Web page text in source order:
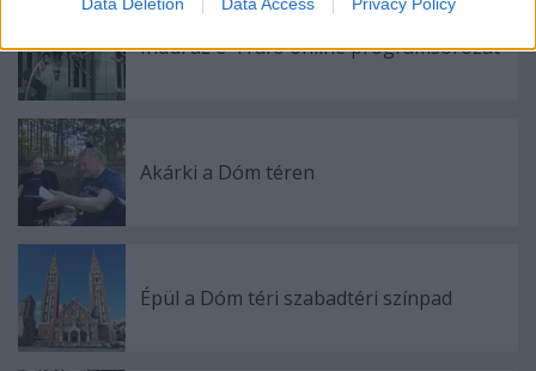
Indul az e-Trafó online programsorozat
Akárki a Dóm téren
Épül a Dóm téri szabadtéri színpad